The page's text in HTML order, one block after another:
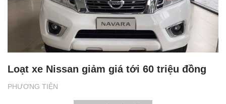
PHƯƠNG TIỆN
Loạt xe Nissan giảm giá tới 60 triệu đồng